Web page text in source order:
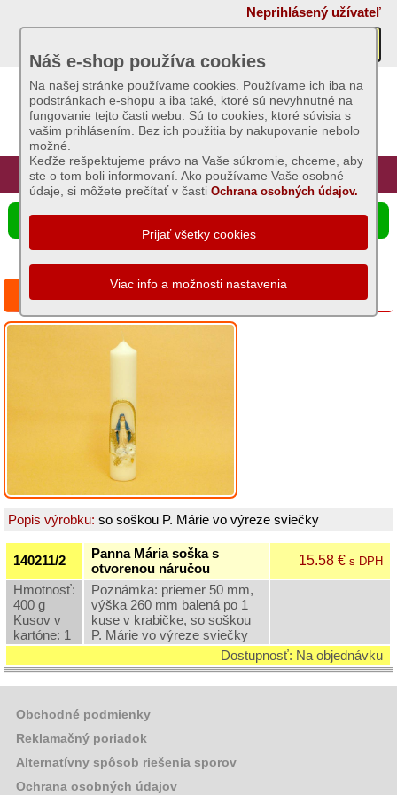
Neprihlásený užívateľ
Úvod Hlavná stránka Prihlásenie Registrácia
Náš e-shop používa cookies
Na našej stránke používame cookies. Používame ich iba na
podstránkach e-shopu a iba také, ktoré sú nevyhnutné na
fungovanie tejto časti webu. Sú to cookies, ktoré súvisia s
vašim prihlásením. Bez ich použitia by nakupovanie nebolo
možné.
Keďže rešpektujeme právo na Vaše súkromie, chceme, aby
ste o tom boli informovaní. Ako používame Vaše osobné
údaje, si môžete prečítať v častiOchrana osobných údajov.
☰ Ponuka produktov
Akcie
Sviečky
Základný
sortiment
Dekoratívne
a
voňavé
sviece
celoročné
Čajové
sviece
Omšové
-
g
Omšové
zdobené
sviece
-
Paškály
Omšové
sviece
-
Omšové
sviece
Panna Mária soška s otvorenou náručou
Popis výrobku:so soškou P. Márie vo výreze sviečky
140211/2
Panna Mária soška s
otvorenou náručou
15.58 €s DPH
Hmotnosť:
400 g
Kusov v
kartóne: 1
Poznámka: priemer 50 mm,
výška 260 mm balená po 1
kuse v krabičke, so soškou
P. Márie vo výreze sviečky
Dostupnosť: Na objednávku
Obchodné podmienky
Reklamačný poriadok
Alternatívny spôsob riešenia sporov
Ochrana osobných údajov